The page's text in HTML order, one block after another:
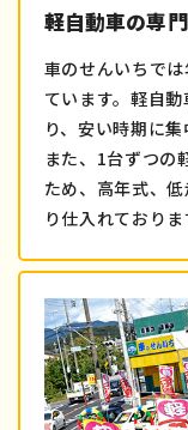
軽自動車の専
車のせんいちで
ています。軽自
り、安い時期に
また、1台ずつの
ため、高年式、
り仕入れておりま